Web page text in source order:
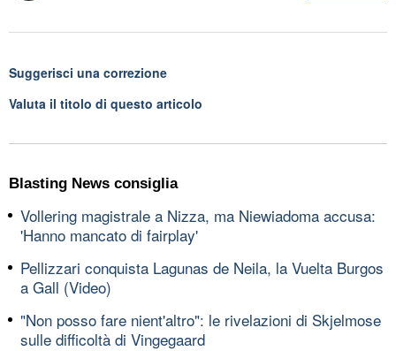
Suggerisci una correzione
Valuta il titolo di questo articolo
Blasting News consiglia
Vollering magistrale a Nizza, ma Niewiadoma accusa:
'Hanno mancato di fairplay'
Pellizzari conquista Lagunas de Neila, la Vuelta Burgos
a Gall (Video)
"Non posso fare nient'altro": le rivelazioni di Skjelmose
sulle difficoltà di Vingegaard